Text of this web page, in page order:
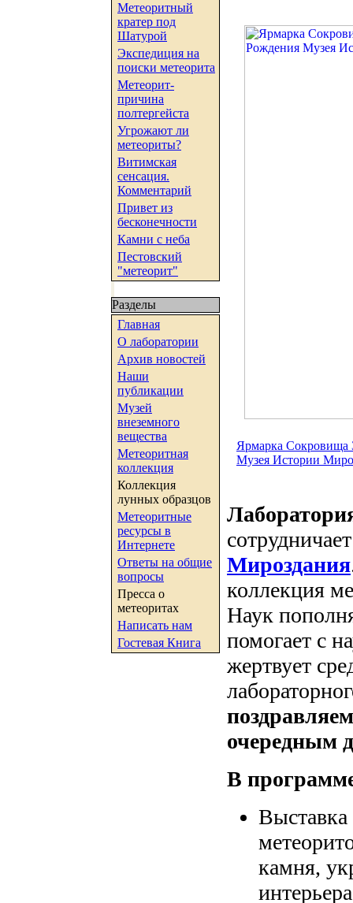
Метеоритный
кратер под
Шатурой
Экспедиция на
поиски метеорита
Метеорит-
причина
полтергейста
Угрожают ли
метеориты?
Витимская
сенсация.
Комментарий
Привет из
бесконечности
Камни с неба
Пестовский
"метеорит"
Разделы
Главная
О лаборатории
Архив новостей
Наши
публикации
Музей
внеземного
вещества
Метеоритная
коллекция
Коллекция
лунных образцов
Метеоритные
ресурсы в
Интернете
Ответы на общие
вопросы
Пресса о
метеоритах
Написать нам
Гостевая Книга
Ярмарка Сокровища
Музея Истории
Мироздания
коллекция
Наук
помогает с
жертвует
очередным
В
камня,